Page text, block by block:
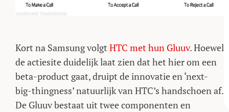
Kort na Samsung volgt HTC met hun Gluuv. Hoewel
de actiesite duidelijk laat zien dat het hier om een
beta-product gaat, druipt de innovatie en ‘next-
big-thingness’ natuurlijk van HTC’s handschoen af.
De Gluuv bestaat uit twee componenten en